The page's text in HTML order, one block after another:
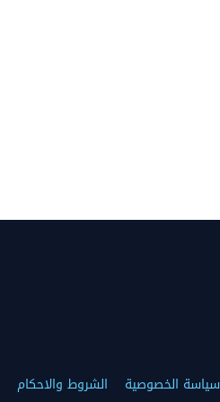
الشروط والاحكام سياسة الخصوصية